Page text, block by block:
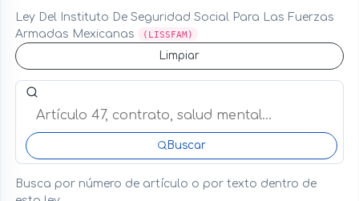
Ley Del Instituto De Seguridad Social Para Las Fuerzas
Armadas Mexicanas
(LISSFAM)
Limpiar
Buscar artículo o término en esta ley
Buscar
Busca por número de artículo o por texto dentro de